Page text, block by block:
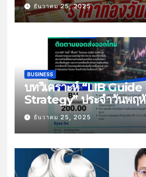
ธันวาคม 25, 2025
BUSINESS
บทวิเคราะห์ “LIB
Strategy” ประจำวันพฤ
ธันวาคม 2568 หัวข้อ “ติด
ส่งออกไทย”
ธันวาคม 25, 2025